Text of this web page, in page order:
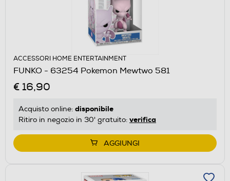
ACCESSORI HOME ENTERTAINMENT
FUNKO - 63254 Pokemon Mewtwo 581
€ 16,90
Acquisto online: disponibile
Ritiro in negozio in 30' gratuito: verifica
AGGIUNGI